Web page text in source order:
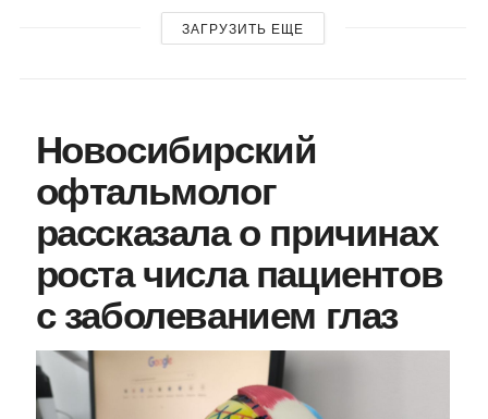
ЗАГРУЗИТЬ ЕЩЕ
Новосибирский
офтальмолог
рассказала о причинах
роста числа пациентов
с заболеванием глаз